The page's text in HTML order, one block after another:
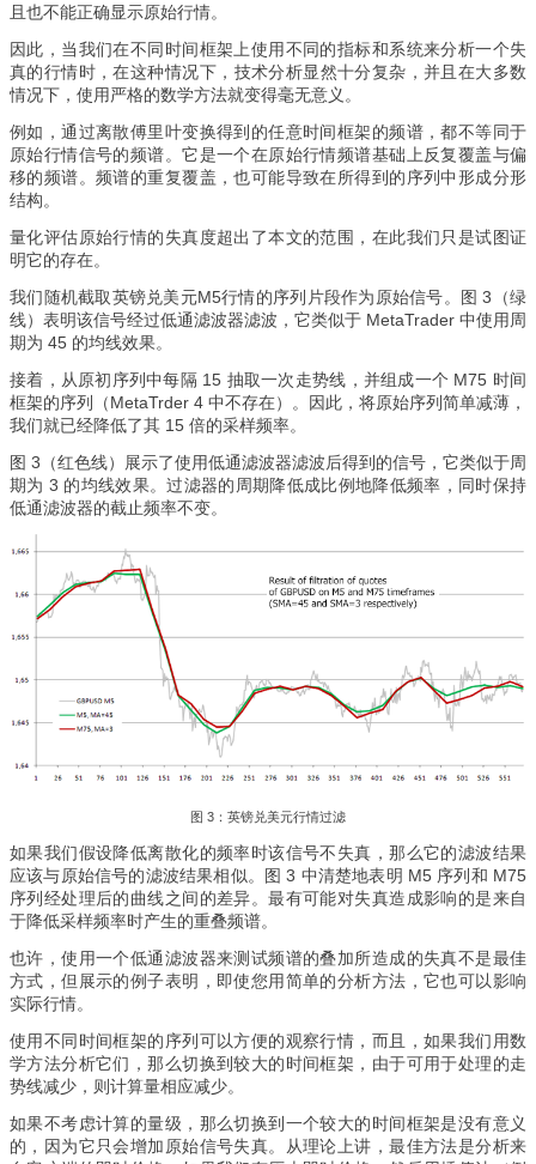
且也不能正确显示原始行情。
因此，当我们在不同时间框架上使用不同的指标和系统来分析一个失
真的行情时，在这种​​情况下，技术分析显然十分复杂，并且在大多数
情况下，使用严格的数学方法就变得毫无意义。
例如，通过离散傅里叶变换得到的任意时间框架的频谱，都不等同于
原始行情信号的频谱。它是一个在原始行情频谱基础上反复覆盖与偏
移的频谱。频谱的重复覆盖，也可能导致在所得到的序列中形成分形
结构。
量化评估原始行情的失真度超出了本文的范围，在此我们只是试图证
明它的存在。
我们随机截取英镑兑美元M5行情的序列片段作为原始信号。图 3（绿
线）表明该信号经过低通滤波器滤波，它类似于 MetaTrader 中使用周
期为 45 的均线效果。
接着，从原初序列中每隔 15 抽取一次走势线，并组成一个 M75 时间
框架的序列（MetaTrder 4 中不存在）。因此，将原始序列简单减薄，
我们就已经降低了其 15 倍的采样频率。
图 3（红色线）展示了使用低通滤波器滤波后得到的信号，它类似于周
期为 3 的均线效果。过滤器的周期降低成比例地降低频率，同时保持
低通滤波器的截止频率不变。
图 3：英镑兑美元行情过滤
如果我们假设降低离散化的频率时该信号不失真，那么它的滤波结果
应该与原始信号的滤波结果相似。图 3 中清楚地表明 M5 序列和 M75
序列经处理后的曲线之间的差异。最有可能对失真造成影响的是来自
于降低采样频率时产生的重叠频谱。
也许，使用一个低通滤波器来测试频谱的叠加所造成的失真不是最佳
方式，但展示的例子表明，即使您用简单的分析方法，它也可以影响
实际行情。
使用不同时间框架的序列可以方便的观察行情，而且，如果我们用数
学方法分析它们，那么切换到较大的时间框架，由于可用于处理的走
势线减少，则计算量相应减少。
如果不考虑计算的量级，那么切换到一个较大的时间框架是没有意义
的，因为它只会增加原始信号失真。从理论上讲，最佳方法是分析来